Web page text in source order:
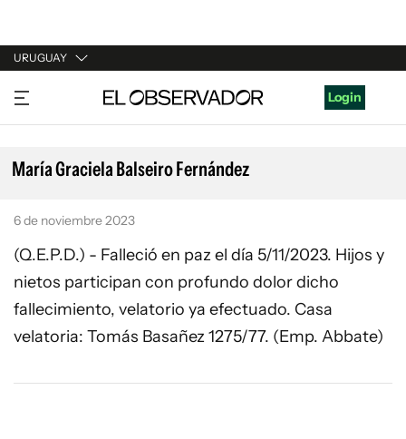
URUGUAY
URUGUAY
ARGENTINA
ESPAÑA
Login
María Graciela Balseiro Fernández
6 de noviembre 2023
(Q.E.P.D.) - Falleció en paz el día 5/11/2023. Hijos y
nietos participan con profundo dolor dicho
fallecimiento, velatorio ya efectuado. Casa
velatoria: Tomás Basañez 1275/77. (Emp. Abbate)